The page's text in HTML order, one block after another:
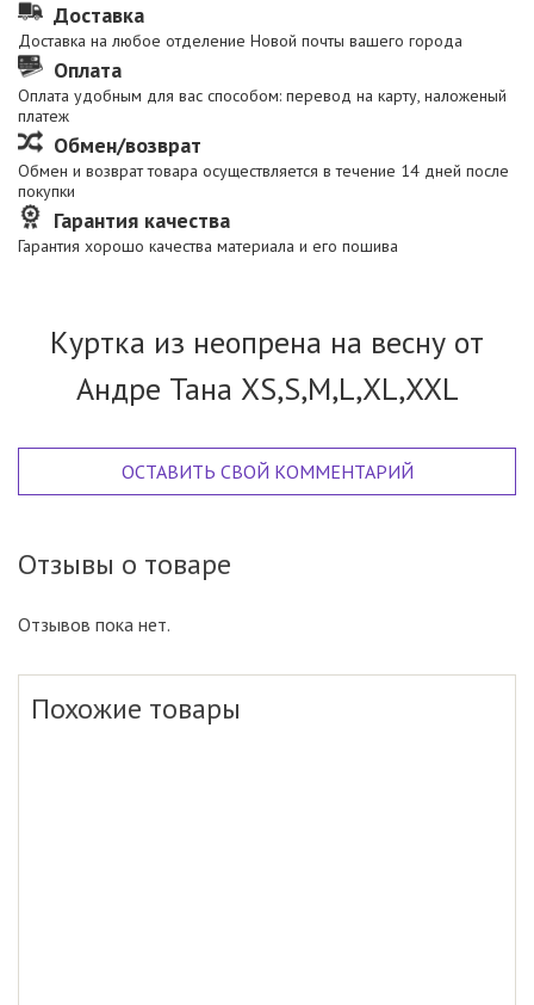
Доставка
Доставка на любое отделение Новой почты вашего города
Оплата
Оплата удобным для вас способом: перевод на карту, наложеный
платеж
Обмен/возврат
Обмен и возврат товара осуществляется в течение 14 дней после
покупки
Гарантия качества
Гарантия хорошо качества материала и его пошива
Куртка из неопрена на весну от
Андре Тана XS,S,M,L,XL,XXL
ОСТАВИТЬ СВОЙ КОММЕНТАРИЙ
Отзывы о товаре
Отзывов пока нет.
Похожие товары